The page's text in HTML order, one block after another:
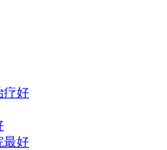
疗好
最好